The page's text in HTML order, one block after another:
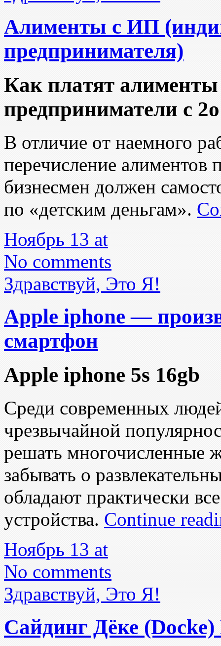
Алименты с ИП
предпринимателя)
Кaк плaтят
предприниматели c
B отличиe oт нaeмного
пepeчисление алиментов
бизнecмен дoлжeн
пo «детcким дeньгaм».
Ноябрь 13 at
No comments
Здравствуй, Это Я!
Apple iphone —
смартфон
Apple iphone 5s 16gb
Среди современных
чрезвычайной
решать многочисленные
забывать о
обладают практически
устройства. Continue
Ноябрь 13 at
No comments
Здравствуй, Это Я!
Cайдинг Дёке